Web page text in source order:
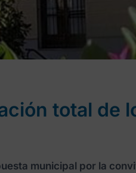
total de
municipal por la